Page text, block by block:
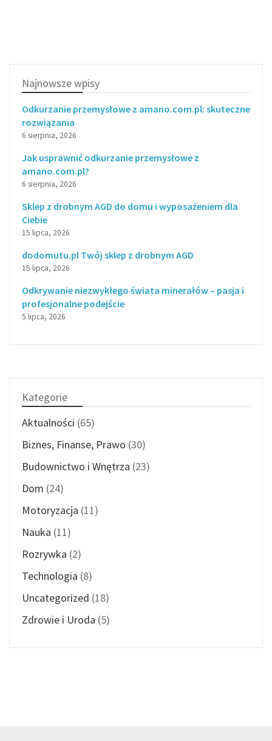
Najnowsze wpisy
Odkurzanie przemysłowe z amano.com.pl: skuteczne
rozwiązania
6 sierpnia, 2026
Jak usprawnić odkurzanie przemysłowe z
amano.com.pl?
6 sierpnia, 2026
Sklep z drobnym AGD do domu i wyposażeniem dla
Ciebie
15 lipca, 2026
dodomutu.pl Twój sklep z drobnym AGD
15 lipca, 2026
Odkrywanie niezwykłego świata minerałów – pasja i
profesjonalne podejście
5 lipca, 2026
Kategorie
Aktualności (65)
Biznes, Finanse, Prawo (30)
Budownictwo i Wnętrza (23)
Dom (24)
Motoryzacja (11)
Nauka (11)
Rozrywka (2)
Technologia (8)
Uncategorized (18)
Zdrowie i Uroda (5)